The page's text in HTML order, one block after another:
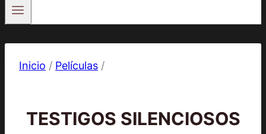
Inicio / Películas /
TESTIGOS SILENCIOSOS